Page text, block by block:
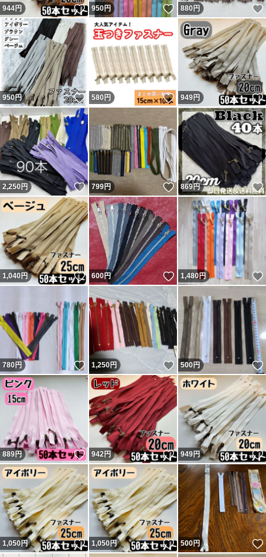
944円 いいね！
950円 いいね！
880円
950円 いいね！
580 円 いいね！
949円
2,250円 いいね！
799円 いいね！
869円
1,040円 いいね！
600円 いいね！
1,480円
780円 いいね！
1,250円 いいね！
500円
889円 いいね！
942円 いいね！
949円
1,050円 いいね！
1,050円 いいね！
500円